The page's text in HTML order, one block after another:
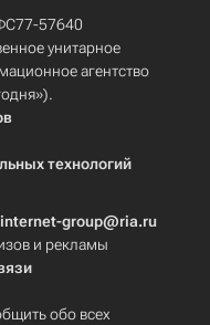
57640
унитарное
агентство
технологий
internet-group@ria.ru
и рекламы
обо всех